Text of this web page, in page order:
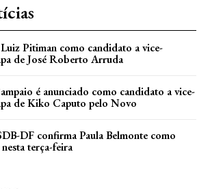
Pitiman como candidato a vice-
de José Roberto Arruda
é anunciado como candidato a vice-
de Kiko Caputo pelo Novo
DF confirma Paula Belmonte como
terça-feira